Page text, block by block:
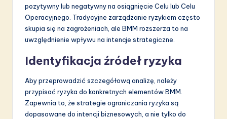
pozytywny lub negatywny na osiągnięcie Celu lub Celu
Operacyjnego. Tradycyjne zarządzanie ryzykiem często
skupia się na zagrożeniach, ale BMM rozszerza to na
uwzględnienie wpływu na intencje strategiczne.
Identyfikacja źródeł ryzyka
Aby przeprowadzić szczegółową analizę, należy
przypisać ryzyka do konkretnych elementów BMM.
Zapewnia to, że strategie ograniczania ryzyka są
dopasowane do intencji biznesowych, a nie tylko do